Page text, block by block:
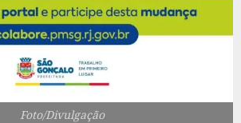
Foto/Divulgação